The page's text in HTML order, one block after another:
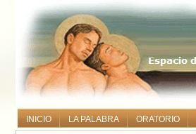
INICIO LA PALABRA ORATORIO